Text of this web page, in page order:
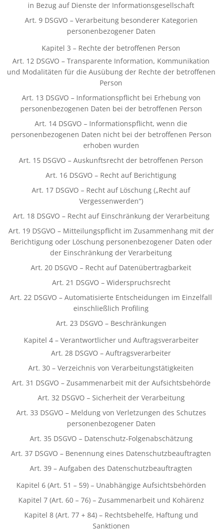
in Bezug auf Dienste der Informationsgesellschaft
Art. 9 DSGVO – Verarbeitung besonderer Kategorien
personenbezogener Daten
Kapitel 3 – Rechte der betroffenen Person
Art. 12 DSGVO – Transparente Information, Kommunikation
und Modalitäten für die Ausübung der Rechte der betroffenen
Person
Art. 13 DSGVO – Informationspflicht bei Erhebung von
personenbezogenen Daten bei der betroffenen Person
Art. 14 DSGVO – Informationspflicht, wenn die
personenbezogenen Daten nicht bei der betroffenen Person
erhoben wurden
Art. 15 DSGVO – Auskunftsrecht der betroffenen Person
Art. 16 DSGVO – Recht auf Berichtigung
Art. 17 DSGVO – Recht auf Löschung („Recht auf
Vergessenwerden“)
Art. 18 DSGVO – Recht auf Einschränkung der Verarbeitung
Art. 19 DSGVO – Mitteilungspflicht im Zusammenhang mit der
Berichtigung oder Löschung personenbezogener Daten oder
der Einschränkung der Verarbeitung
Art. 20 DSGVO – Recht auf Datenübertragbarkeit
Art. 21 DSGVO – Widerspruchsrecht
Art. 22 DSGVO – Automatisierte Entscheidungen im Einzelfall
einschließlich Profiling
Art. 23 DSGVO – Beschränkungen
Kapitel 4 – Verantwortlicher und Auftragsverarbeiter
Art. 28 DSGVO – Auftragsverarbeiter
Art. 30 – Verzeichnis von Verarbeitungstätigkeiten
Art. 31 DSGVO – Zusammenarbeit mit der Aufsichtsbehörde
Art. 32 DSGVO – Sicherheit der Verarbeitung
Art. 33 DSGVO – Meldung von Verletzungen des Schutzes
personenbezogener Daten
Art. 35 DSGVO – Datenschutz-Folgenabschätzung
Art. 37 DSGVO – Benennung eines Datenschutzbeauftragten
Art. 39 – Aufgaben des Datenschutzbeauftragten
Kapitel 6 (Art. 51 – 59) – Unabhängige Aufsichtsbehörden
Kapitel 7 (Art. 60 – 76) – Zusammenarbeit und Kohärenz
Kapitel 8 (Art. 77 + 84) – Rechtsbehelfe, Haftung und
Sanktionen